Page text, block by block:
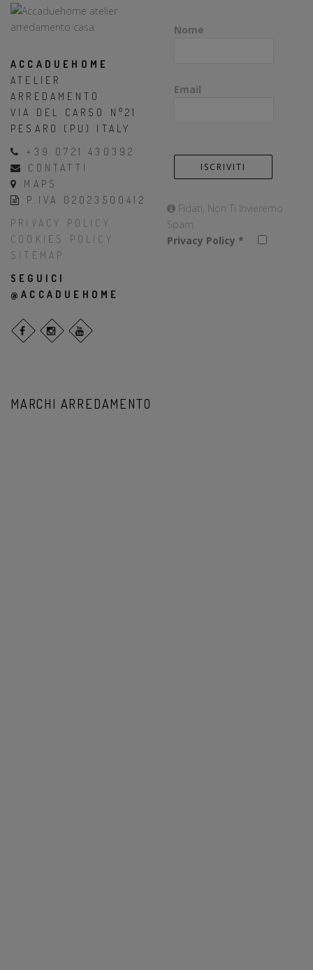
ACCADUEHOME
ATELIER
ARREDAMENTO
VIA DEL CARSO N°21
PESARO (PU) ITALY
+39 0721 430392
CONTATTI
MAPS
P.IVA 02023500412
PRIVACY POLICY
COOKIES POLICY
SITEMAP
SEGUICI
@ACCADUEHOME
Nome
Email
Fidati, Non Ti Invieremo
Spam.
Privacy Policy *
MARCHI ARREDAMENTO